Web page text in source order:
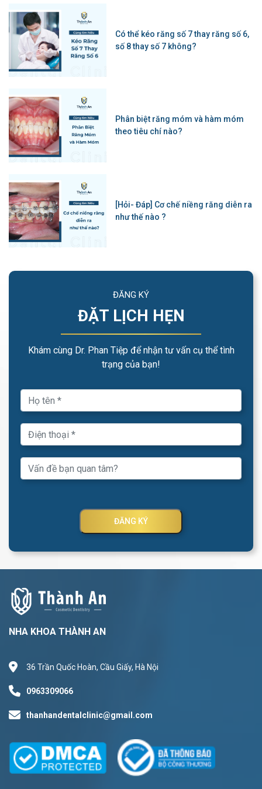
Có thể kéo răng số 7 thay răng số 6,
số 8 thay số 7 không?
Phân biệt răng móm và hàm móm
theo tiêu chí nào?
[Hỏi- Đáp] Cơ chế niềng răng diễn ra
như thế nào ?
ĐĂNG KÝ
ĐẶT LỊCH HẸN
Khám cùng Dr. Phan Tiệp để nhận tư vấn cụ thể tình
trạng của bạn!
ĐĂNG KÝ
NHA KHOA THÀNH AN
36 Trần Quốc Hoàn, Cầu Giấy, Hà Nội
0963309066
thanhandentalclinic@gmail.com